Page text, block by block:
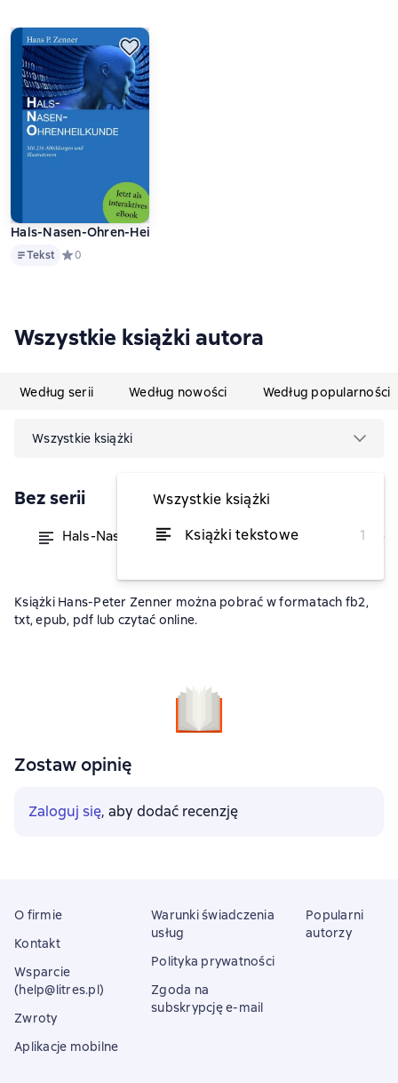
Hals-Nasen-Ohren-Heilkunde
TekstTekst Средний рейтинг 0 на основе 0 оценок
0
Wszystkie książki autora
Według serii Według nowości Według popularności
Wszystkie książki
Wszystkie książki
Książki tekstowe
1
Bez serii
Hals-Nasen-Ohren-Heilkunde od 86 zł
Książki Hans-Peter Zenner można pobrać w formatach fb2,
txt, epub, pdf lub czytać online.
Zostaw opinię
Zaloguj się, aby dodać recenzję
O firmie
Kontakt
Wsparcie
(help@litres.pl)
Zwroty
Aplikacje mobilne
Warunki świadczenia
usług
Polityka prywatności
Zgoda na
subskrypcję e-mail
Popularni
autorzy